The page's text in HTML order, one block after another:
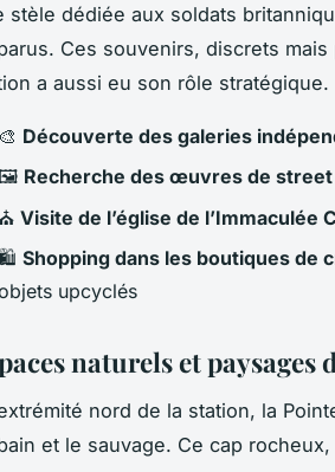
stèle dédiée aux soldats
Ces souvenirs, discrets
a aussi eu son rôle stratégique.
🎨 Découverte des galeries
Recherche des œuvres de
⛪ Visite de l’église de l’Immaculée
Shopping dans les boutiques de
upcyclés
naturels et paysages
nord de la station, la
et le sauvage. Ce cap